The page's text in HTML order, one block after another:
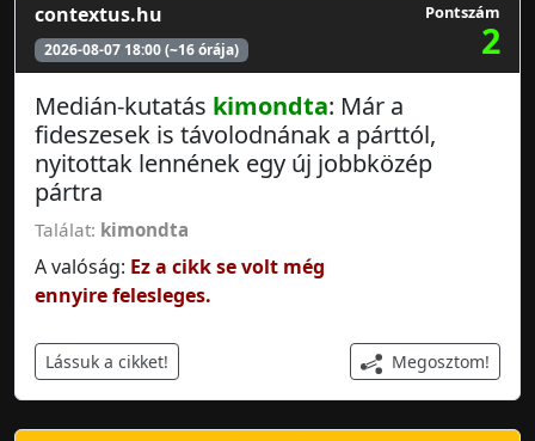
contextus.hu
2026-08-07 18:00 (~16 órája)
Pontszám
2
Medián-kutatás kimondta: Már a
fideszesek is távolodnának a párttól,
nyitottak lennének egy új jobbközép
pártra
Találat: kimondta
A valóság: Ez a cikk se volt még
ennyire felesleges.
Lássuk a cikket! Megosztom!